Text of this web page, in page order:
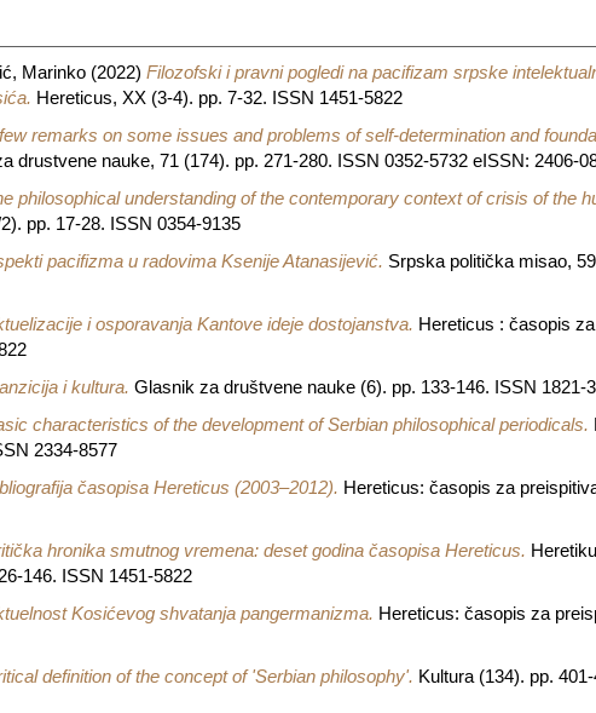
Marinko (2022) Filozofski i pravni pogledi na pacifizam srpske
Hereticus, XX (3-4). pp. 7-32. ISSN 1451-5822
remarks on some issues and problems of self-determination and
drustvene nauke, 71 (174). pp. 271-280. ISSN 0352-5732 eISSN: 2406-
philosophical understanding of the contemporary context of crisis of the
pp. 17-28. ISSN 0354-9135
pacifizma u radovima Ksenije Atanasijević. Srpska politička misao,
i osporavanja Kantove ideje dostojanstva. Hereticus : časopis
i kultura. Glasnik za društvene nauke (6). pp. 133-146. ISSN 1821-
characteristics of the development of Serbian philosophical periodicals.
2334-8577
časopisa Hereticus (2003–2012). Hereticus: časopis za
hronika smutnog vremena: deset godina časopisa Hereticus.
146. ISSN 1451-5822
Kosićevog shvatanja pangermanizma. Hereticus: časopis za
definition of the concept of 'Serbian philosophy'. Kultura (134). pp.